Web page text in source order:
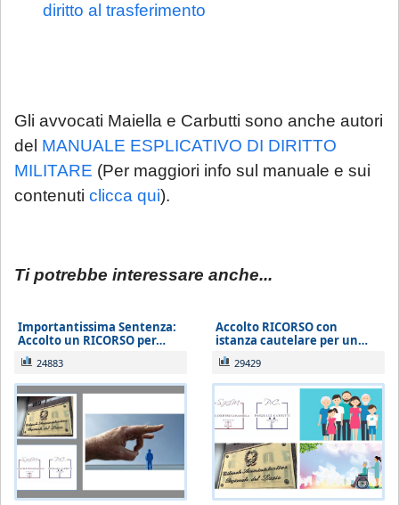
diritto al trasferimento
Gli avvocati Maiella e Carbutti sono anche autori
del MANUALE ESPLICATIVO DI DIRITTO
MILITARE (Per maggiori info sul manuale e sui
contenuti clicca qui).
Ti potrebbe interessare anche...
Importantissima Sentenza:
Accolto un RICORSO per…
24883
Accolto RICORSO con
istanza cautelare per un…
29429